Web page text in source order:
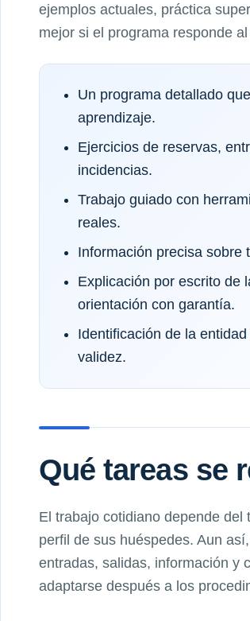
ejemplos actuales, práctica
mejor si el programa responde
Un programa detallado
aprendizaje.
Ejercicios de reservas,
incidencias.
Trabajo guiado con
reales.
Información precisa sobre
Explicación por escrito de
orientación con garantía.
Identificación de la
validez.
Qué tareas se
El trabajo cotidiano depende
perfil de sus huéspedes. Aun
entradas, salidas, información y
adaptarse después a los